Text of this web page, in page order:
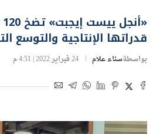
قدراتها الإنتاجية والتوسع
بواسطةسناء علام 24 فبراير 2022 | 4:51 م